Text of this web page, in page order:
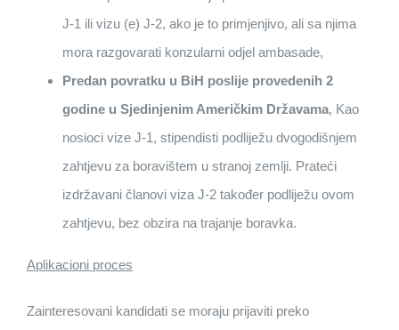
J-1 ili vizu (e) J-2, ako je to primjenjivo, ali sa njima
mora razgovarati konzularni odjel ambasade,
Predan povratku u BiH poslije provedenih 2
godine u Sjedinjenim Američkim Državama, Kao
nosioci vize J-1, stipendisti podliježu dvogodišnjem
zahtjevu za boravištem u stranoj zemlji. Prateći
izdržavani članovi viza J-2 također podliježu ovom
zahtjevu, bez obzira na trajanje boravka.
Aplikacioni proces
Zainteresovani kandidati se moraju prijaviti preko